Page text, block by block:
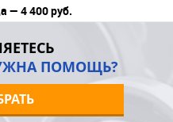
— 4 400 руб.
ПОМОЩЬ?